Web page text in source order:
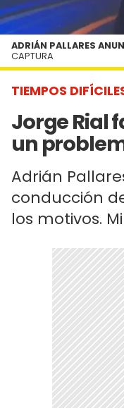
TIEMPOS
Jorge Rial
un
Adrián
conducción
los motivos.
ADRIÁN PALLARES
CAPTURA